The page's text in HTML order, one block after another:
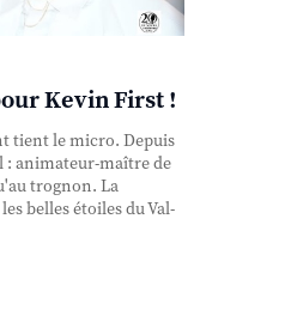
Kevin First !
tient le micro. Depuis
: animateur-maître de
trognon. La
belles étoiles du Val-